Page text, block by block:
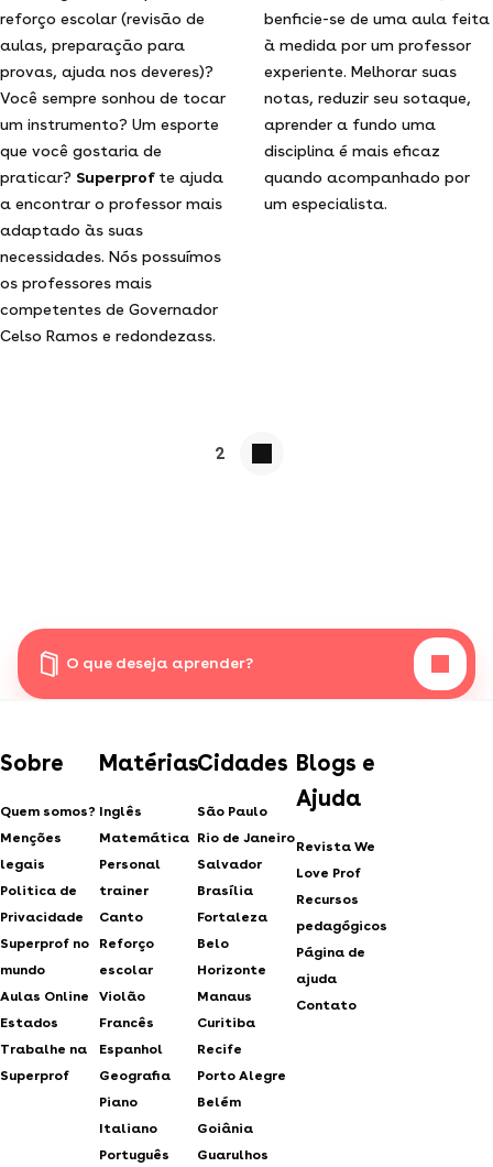
reforço escolar (revisão de
aulas, preparação para
provas, ajuda nos deveres)?
Você sempre sonhou de tocar
um instrumento? Um esporte
que você gostaria de
praticar? Superprof te ajuda
a encontrar o professor mais
adaptado às suas
necessidades. Nós possuímos
os professores mais
competentes de Governador
Celso Ramos e redondezass.
benficie-se de uma aula feita
à medida por um professor
experiente. Melhorar suas
notas, reduzir seu sotaque,
aprender a fundo uma
disciplina é mais eficaz
quando acompanhado por
um especialista.
2
O que deseja aprender?
Sobre
Quem somos?
Menções
legais
Politica de
Privacidade
Superprof no
mundo
Aulas Online
Estados
Trabalhe na
Superprof
Matérias
Inglês
Matemática
Personal
trainer
Canto
Reforço
escolar
Violão
Francês
Espanhol
Geografia
Piano
Italiano
Português
Cidades
São Paulo
Rio de Janeiro
Salvador
Brasília
Fortaleza
Belo
Horizonte
Manaus
Curitiba
Recife
Porto Alegre
Belém
Goiânia
Guarulhos
Blogs e
Ajuda
Revista We
Love Prof
Recursos
pedagógicos
Página de
ajuda
Contato